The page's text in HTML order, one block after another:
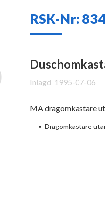
RSK-Nr:
Inlagd: 1995-07-06
MA dragomkastare
• Dragomkastare